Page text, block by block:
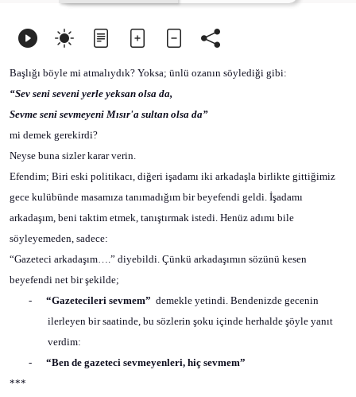
Başlığı böyle mi atmalıydık? Yoksa; ünlü ozanın söylediği gibi:
“Sev seni seveni yerle yeksan olsa da,
Sevme seni sevmeyeni Mısır'a sultan olsa da”
mi demek gerekirdi?
Neyse buna sizler karar verin.
Efendim; Biri eski politikacı, diğeri işadamı iki arkadaşla birlikte gittiğimiz
gece kulübünde masamıza tanımadığım bir beyefendi geldi. İşadamı
arkadaşım, beni taktim etmek, tanıştırmak istedi. Henüz adımı bile
söyleyemeden, sadece:
“Gazeteci arkadaşım….” diyebildi. Çünkü arkadaşımın sözünü kesen
beyefendi net bir şekilde;
-
“Gazetecileri sevmem” demekle yetindi. Bendenizde gecenin
ilerleyen bir saatinde, bu sözlerin şoku içinde herhalde şöyle yanıt
verdim:
-
“Ben de gazeteci sevmeyenleri, hiç sevmem”
***